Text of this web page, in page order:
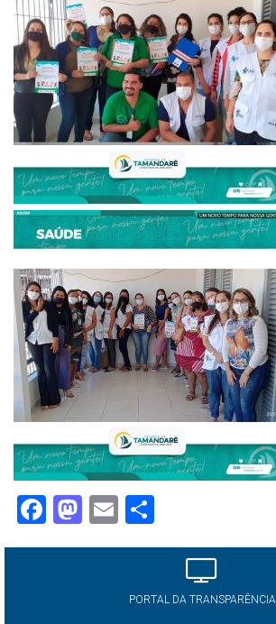
Facebook
Mastodon
Email
PORTAL DA TRANSPARÊNCIA